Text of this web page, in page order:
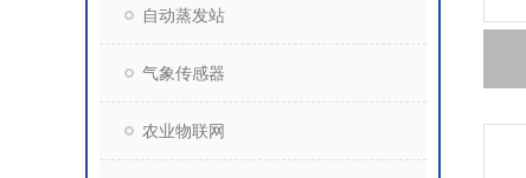
自动蒸发站
气象传感器
农业物联网